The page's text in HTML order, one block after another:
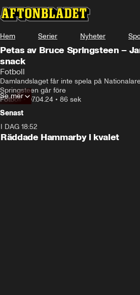
Hem Serier Nyheter
Petas av Bruce Springsteen –
snack
Fotboll
Damlandslaget får inte spela på
Springsteen går före
Fotboll•07.04.24 • 86 sek
Se mer
Senast
I DAG 18:52
Räddade Hammarby i kvalet